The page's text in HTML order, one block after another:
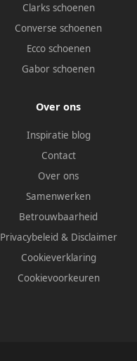
Clarks schoenen
Converse schoenen
Ecco schoenen
Gabor schoenen
Over ons
Inspiratie blog
Contact
Over ons
Samenwerken
Betrouwbaarheid
Privacybeleid & Disclaimer
Cookieverklaring
Cookievoorkeuren